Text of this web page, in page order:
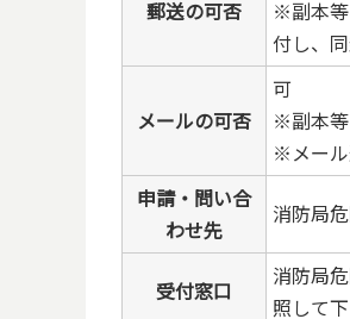
郵送の可否
※副本等
付し、
メールの可否
可
※副本等
※メール
申請・問い合
わせ先
消防局
受付窓口
消防局
照して下